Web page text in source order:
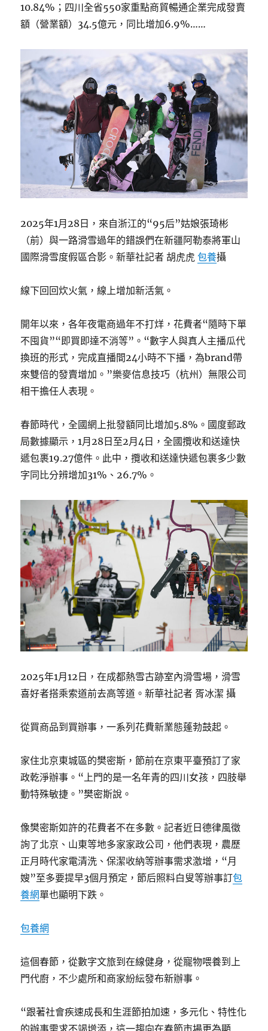
10.84%；四川全省550家重點商貿暢通企業完成發賣
額（營業額）34.5億元，同比增加6.9%……
2025年1月28日，來自浙江的“95后”姑娘張琦彬
（前）與一路滑雪過年的錯誤們在新疆阿勒泰將軍山
國際滑雪度假區合影。新華社記者 胡虎虎包養攝
線下回回炊火氣，線上增加新活氣。
開年以來，各年夜電商過年不打烊，花費者“隨時下單
不囤貨”“即買即達不消等”。“數字人與真人主播瓜代
換班的形式，完成直播間24小時不下播，為brand帶
來雙倍的發賣增加。”樂麥信息技巧（杭州）無限公司
相干擔任人表現。
春節時代，全國網上批發額同比增加5.8%。國度郵政
局數據顯示，1月28日至2月4日，全國攬收和送達快
遞包裹19.27億件。此中，攬收和送達快遞包裹多少數
字同比分辨增加31%、26.7%。
2025年1月12日，在成都熱雪古跡室內滑雪場，滑雪
喜好者搭乘索道前去高等道。新華社記者 胥冰潔 攝
從買商品到買辦事，一系列花費新業態蓬勃鼓起。
家住北京東城區的樊密斯，節前在京東平臺預訂了家
政乾淨辦事。“上門的是一名年青的四川女孩，四肢舉
動特殊敏捷。”樊密斯說。
像樊密斯如許的花費者不在多數。記者近日德律風徵
詢了北京、山東等地多家家政公司，他們表現，農歷
正月時代家電清洗、保潔收納等辦事需求激增，“月
嫂”至多要提早3個月預定，節后照料白叟等辦事訂包
養網單也顯明下跌。
包養網
這個春節，從數字文旅到在線健身，從寵物喂養到上
門代廚，不少處所和商家紛紜發布新辦事。
“跟著社會疾速成長和生涯節拍加速，多元化、特性化